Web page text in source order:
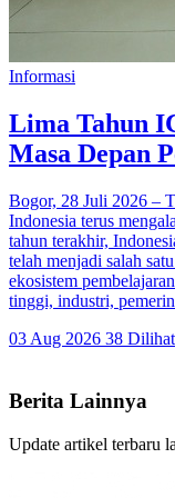
Informasi
Lima Tahun
Masa Depan
Bogor, 28 Juli 2026 –
Indonesia terus
tahun terakhir,
telah menjadi salah
ekosistem
tinggi, industri,
03 Aug 2026 38 Dilihat
Berita Lainnya
Update artikel terbaru